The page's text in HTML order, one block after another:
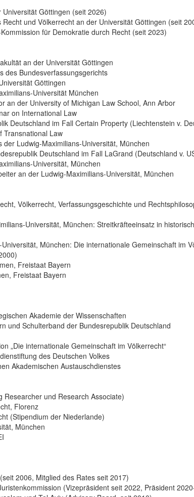
Göttingen (seit 2026)
und Völkerrecht an der Universität Göttingen (seit
für Demokratie durch Recht (seit 2023)
an der Universität Göttingen
des Bundesverfassungsgerichts
Göttingen
Universität München
an der University of Michigan Law School, Ann Arbor
on International Law
Deutschland im Fall Certain Property (Liechtenstein v.
Transnational Law
Ludwig-Maximilians-Universität, München
Deutschland im Fall LaGrand (Deutschland v.
Universität, München
an der Ludwig-Maximilians-Universität, München
Völkerrecht, Verfassungsgeschichte und
Universität, München: Streitkräfteeinsatz in
München: Die internationale Gemeinschaft im
Freistaat Bayern
Freistaat Bayern
Akademie der Wissenschaften
und Schulterband der Bundesrepublik Deutschland
„Die internationale Gemeinschaft im Völkerrecht“
des Deutschen Volkes
Akademischen Austauschdienstes
Researcher und Research Associate)
Florenz
(Stipendium der Niederlande)
München
2006, Mitglied des Rates seit 2017)
(Vizepräsident seit 2022, Präsident